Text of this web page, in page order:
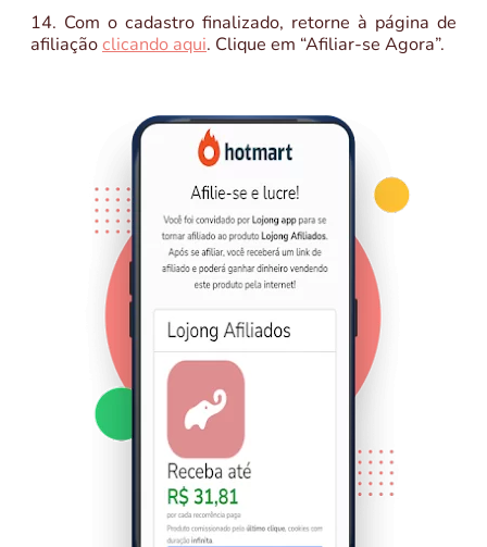
14. Com o cadastro finalizado, retorne à página de
afiliaçãoclicando aqui. Clique em “Afiliar-se Agora”.